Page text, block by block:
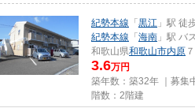
紀勢本線 「 黒江 」駅 徒
紀勢本線 「 海南 」駅 バ
和歌山県和歌山市内原
3.6万円
築年数：築32年 ｜募集
階数：2階建